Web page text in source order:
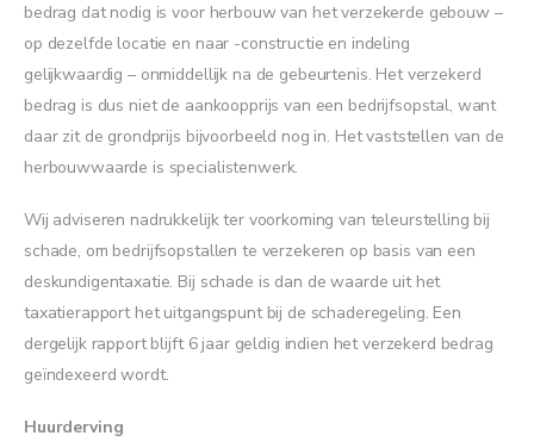
bedrag dat nodig is voor herbouw van het verzekerde gebouw –
op dezelfde locatie en naar -constructie en indeling
gelijkwaardig – onmiddellijk na de gebeurtenis. Het verzekerd
bedrag is dus niet de aankoopprijs van een bedrijfsopstal, want
daar zit de grondprijs bijvoorbeeld nog in. Het vaststellen van de
herbouwwaarde is specialistenwerk.
Wij adviseren nadrukkelijk ter voorkoming van teleurstelling bij
schade, om bedrijfsopstallen te verzekeren op basis van een
deskundigentaxatie. Bij schade is dan de waarde uit het
taxatierapport het uitgangspunt bij de schaderegeling. Een
dergelijk rapport blijft 6 jaar geldig indien het verzekerd bedrag
geïndexeerd wordt.
Huurderving